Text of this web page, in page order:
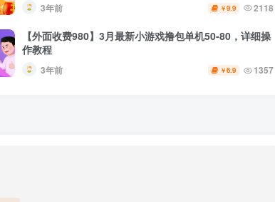
3年前 ￥9.9 2118
【外面收费980】3月最新小游戏撸包单机50-80，详细操
作教程
3年前 ￥6.9 1357